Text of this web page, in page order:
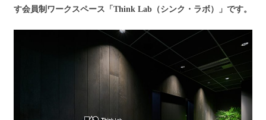
す会員制ワークスペース「Think Lab（シンク・ラボ）」です。